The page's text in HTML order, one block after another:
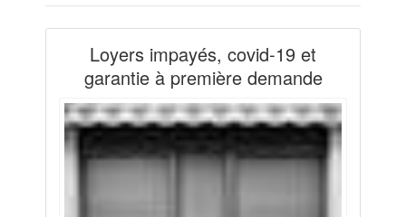
Loyers impayés, covid-19 et
garantie à première demande